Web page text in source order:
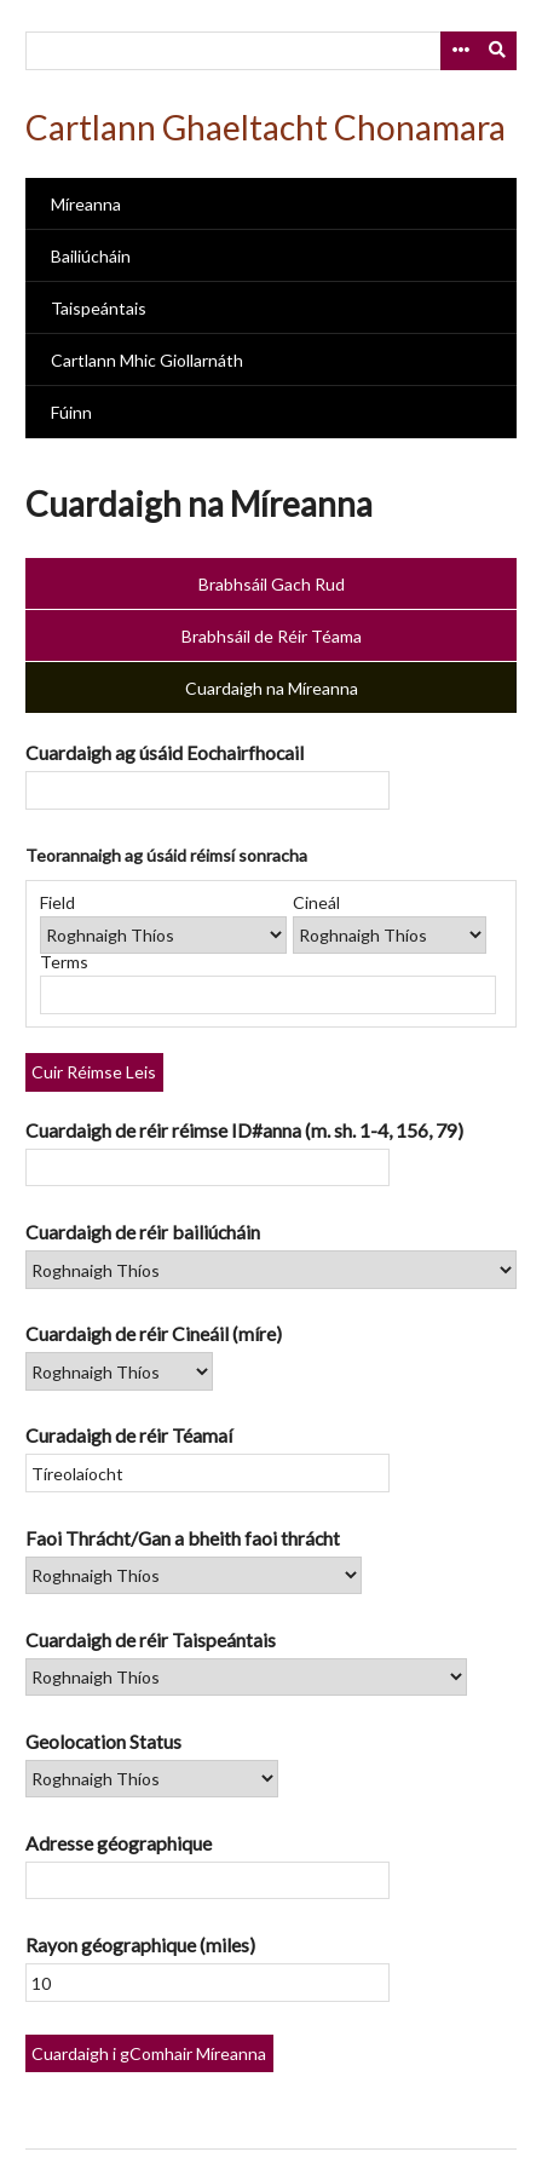
Cartlann Ghaeltacht Chonamara
Míreanna
Bailiúcháin
Taispeántais
Cartlann Mhic Giollarnáth
Fúinn
Cuardaigh na Míreanna
Brabhsáil Gach Rud
Brabhsáil de Réir Téama
Cuardaigh na Míreanna
Cuardaigh ag úsáid Eochairfhocail
rows
"Teorannaigh
úsáid
réimsí
sonracha":
Teorannaigh ag úsáid réimsí sonracha
Réimse
Cuardaigh
Cineál
Cuardaigh
Focail
Chuardaigh
Search
Joiner
Field Cineál
Terms
Cuir Réimse Leis
Cuardaigh de réir réimse ID#anna (m. sh. 1-4, 156, 79)
Cuardaigh de réir bailiúcháin
Cuardaigh de réir Cineáil (míre)
Curadaigh de réir Téamaí
Faoi Thrácht/Gan a bheith faoi thrácht
Cuardaigh de réir Taispeántais
Geolocation Status
Adresse géographique
Rayon géographique (miles)